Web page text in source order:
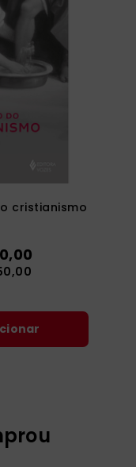
cristianismo
,00
,00